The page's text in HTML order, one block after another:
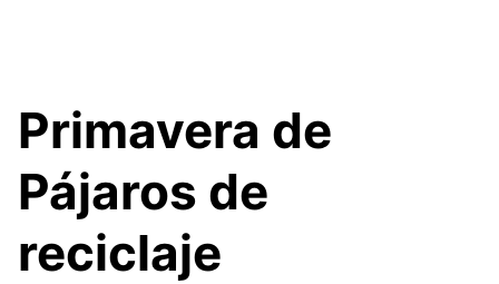
Primavera de
Pájaros de
reciclaje